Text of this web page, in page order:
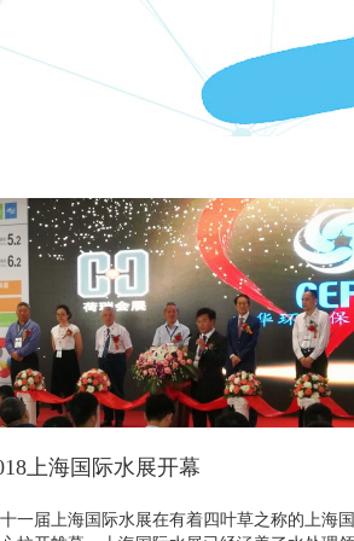
上海国际水展开幕
一届上海国际水展在有着四叶草之称的上海